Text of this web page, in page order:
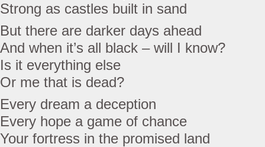
Strong as castles built in sand
But there are darker days ahead
And when it’s all black – will I know?
Is it everything else
Or me that is dead?
Every dream a deception
Every hope a game of chance
Your fortress in the promised land